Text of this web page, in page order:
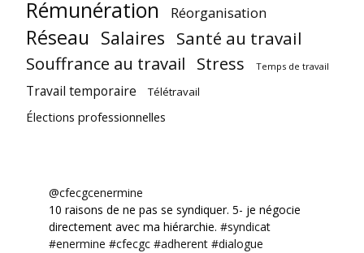
Rémunération Réorganisation
Réseau Salaires Santé au travail
Souffrance au travail Stress Temps de travail
Travail temporaire Télétravail
Élections professionnelles
@cfecgcenermine
10 raisons de ne pas se syndiquer. 5- je négocie
directement avec ma hiérarchie. #syndicat
#enermine #cfecgc #adherent #dialogue